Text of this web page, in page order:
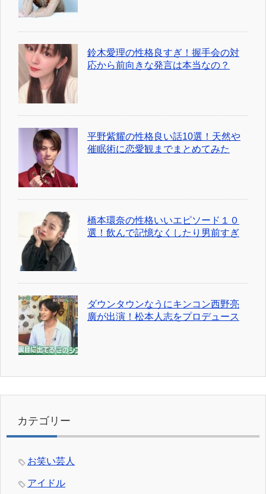
鈴木愛理の性格良すぎ！握手会の対
応から前向きな発言は本当なの？
平野紫耀の性格良い話10選！天然や
催眠術に恋愛観までまとめてみた
橋本環奈の性格いいエピソード１０
選！飲んで記憶なくしたり男前すぎ
ダウンタウンなうにキンコン西野亮
廣が出演！松本人志をプロデュース
カテゴリー
お笑い芸人
アイドル